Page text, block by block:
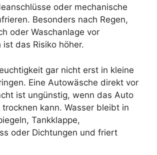
oder mechanische
Besonders nach Regen,
oder Waschanlage vor
ist das Risiko höher.
gar nicht erst in kleine
Eine Autowäsche direkt vor
ist ungünstig, wenn das Auto
kann. Wasser bleibt in
Tankklappe,
oder Dichtungen und friert